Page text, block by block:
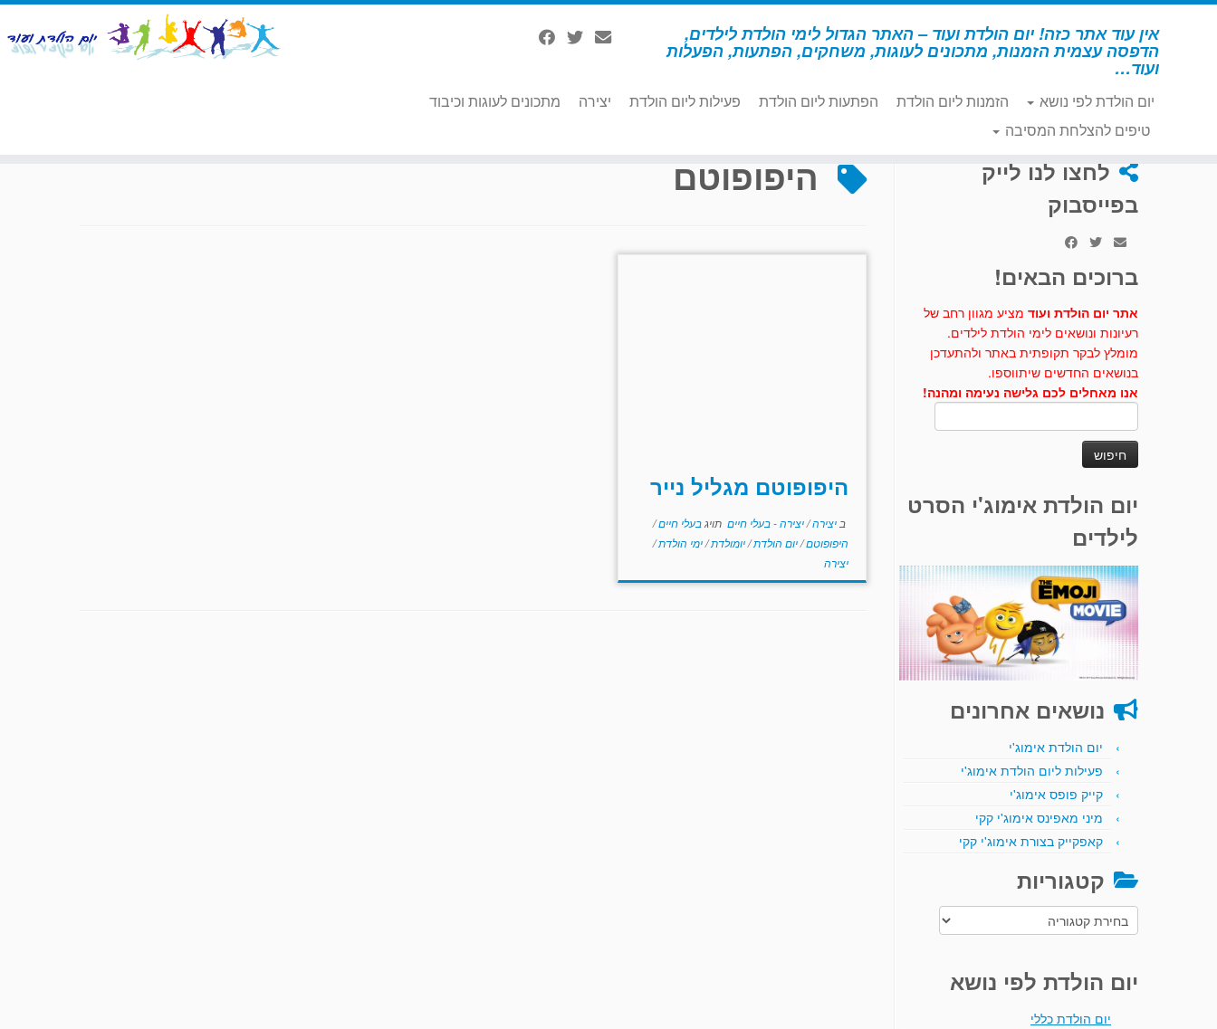
דלג
אין עוד אתר כזה! יום הולדת ועוד – האתר הגדול לימי הולדת לילדים,
הדפסה עצמית הזמנות, מתכונים לעוגות, משחקים, הפתעות, הפעלות
ועוד…
יום הולדת לפי נושא הזמנות ליום הולדת הפתעות ליום הולדת פעילות ליום הולדת יצירה
מתכונים לעוגות וכיבוד
טיפים להצלחת המסיבה
דף הבית » היפופוטם
לחצו לנו לייק
בפייסבוק
ברוכים הבאים!
אתר יום הולדת ועוד מציע מגוון רחב של
רעיונות ונושאים לימי הולדת לילדים.
מומלץ לבקר תקופתית באתר ולהתעדכן
בנושאים החדשים שיתווספו.
אנו מאחלים לכם גלישה נעימה ומהנה!
יום הולדת אימוג'י הסרט
לילדים
נושאים אחרונים
יום הולדת אימוג'י
פעילות ליום הולדת אימוג'י
קייק פופס אימוג'י
מיני מאפינס אימוג'י קקי
קאפקייק בצורת אימוג'י קקי
קטגוריות
קטגוריות
יום הולדת לפי נושא
יום הולדת כללי
היפופוטם
היפופוטם מגליל נייר
ביצירה/יצירה - בעלי חיים תויגבעלי חיים/
היפופוטם/יום הולדת/יומולדת/ימי הולדת/
יצירה